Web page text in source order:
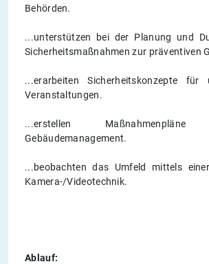
Behörden.
...unterstützen bei der Planung und
Sicherheitsmaßnahmen zur präventiven
...erarbeiten Sicherheitskonzepte für
Veranstaltungen.
...erstellen
Gebäudemanagement.
...beobachten das Umfeld mittels
Kamera-/Videotechnik.
Ablauf: